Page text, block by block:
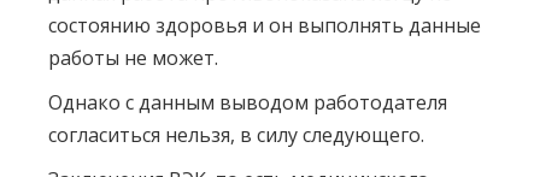
состоянию здоровья и он выполнять данные
работы не может.
Однако с данным выводом работодателя
согласиться нельзя, в силу следующего.